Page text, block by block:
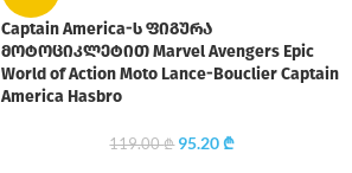
Captain America-ს ფიგურა
მოტოციკლეტით Marvel Avengers Epic
World of Action Moto Lance-Bouclier Captain
America Hasbro
119.00₾ 95.20₾